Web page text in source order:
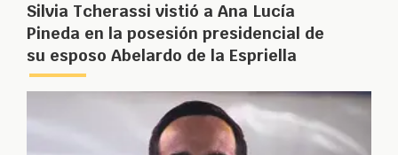
Silvia Tcherassi vistió a Ana Lucía
Pineda en la posesión presidencial de
su esposo Abelardo de la Espriella